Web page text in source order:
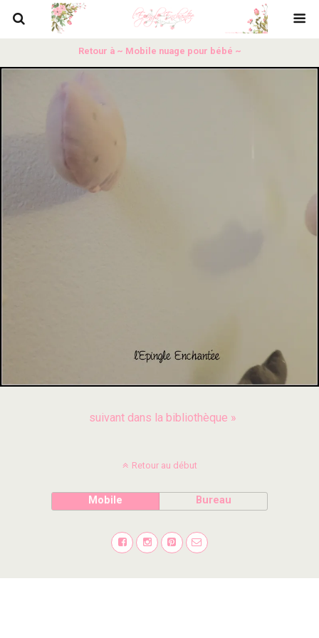
Retour à ~ Mobile nuage pour bébé ~
suivant dans la bibliothèque »
Retour au début
Mobile Bureau